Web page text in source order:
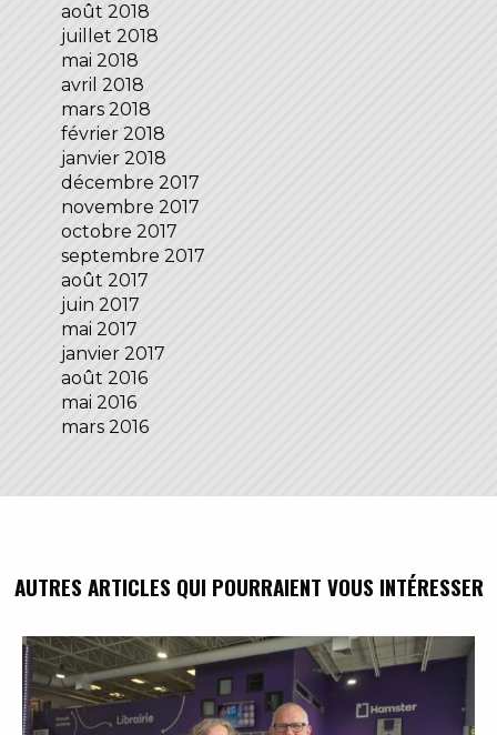
août 2018
juillet 2018
mai 2018
avril 2018
mars 2018
février 2018
janvier 2018
décembre 2017
novembre 2017
octobre 2017
septembre 2017
août 2017
juin 2017
mai 2017
janvier 2017
août 2016
mai 2016
mars 2016
AUTRES ARTICLES QUI POURRAIENT VOUS INTÉRESSER